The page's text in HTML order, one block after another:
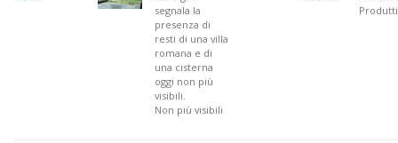
segnala la
presenza di
resti di una villa
romana e di
una cisterna
oggi non più
visibili.
Non più visibili